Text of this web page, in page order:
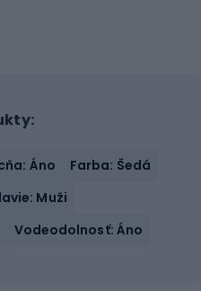
Áno
Farba: Šedá
Muži
Vodeodolnosť: Áno